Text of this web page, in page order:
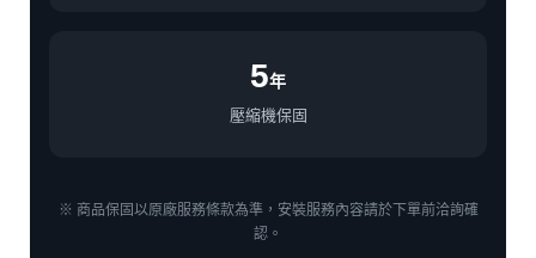
5年
壓縮機保固
※ 商品保固以原廠服務條款為準，安裝服務內容請於下單前洽詢確
認。